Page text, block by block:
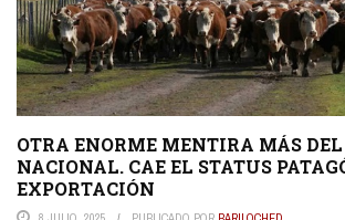
OTRA ENORME MENTIRA MÁS
NACIONAL. CAE EL STATUS
EXPORTACIÓN